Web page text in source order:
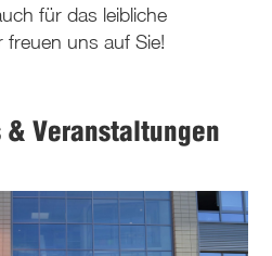
für das leibliche
freuen uns auf Sie!
& Veranstaltungen